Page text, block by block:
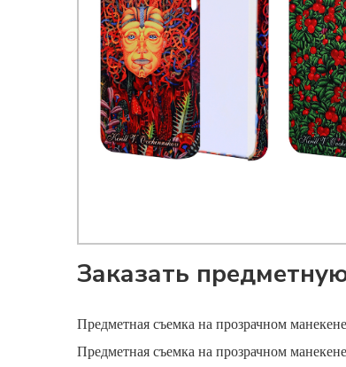
Заказать
Предметная съемка на прозрачном
Предметная съемка на прозрачном